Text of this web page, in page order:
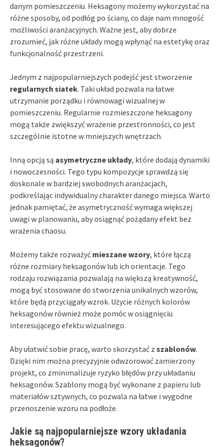
danym pomieszczeniu. Heksagony możemy wykorzystać na
różne sposoby, od podłóg po ściany, co daje nam mnogość
możliwości aranżacyjnych. Ważne jest, aby dobrze
zrozumieć, jak różne układy mogą wpłynąć na estetykę oraz
funkcjonalność przestrzeni.
Jednym z najpopularniejszych podejść jest stworzenie
regularnych siatek. Taki układ pozwala na łatwe
utrzymanie porządku i równowagi wizualnej w
pomieszczeniu. Regularnie rozmieszczone heksagony
mogą także zwiększyć wrażenie przestronności, co jest
szczególnie istotne w mniejszych wnętrzach.
Inną opcją są asymetryczne układy, które dodają dynamiki
i nowoczesności. Tego typu kompozycje sprawdzą się
doskonale w bardziej swobodnych aranżacjach,
podkreślając indywidualny charakter danego miejsca. Warto
jednak pamiętać, że asymetryczność wymaga większej
uwagi w planowaniu, aby osiągnąć pożądany efekt bez
wrażenia chaosu.
Możemy także rozważyć mieszane wzory, które łączą
różne rozmiary heksagonów lub ich orientacje. Tego
rodzaju rozwiązania pozwalają na większą kreatywność,
mogą być stosowane do stworzenia unikalnych wzorów,
które będą przyciągały wzrok. Użycie różnych kolorów
heksagonów również może pomóc w osiągnięciu
interesującego efektu wizualnego.
Aby ułatwić sobie pracę, warto skorzystać z szablonów.
Dzięki nim można precyzyjnie odwzorować zamierzony
projekt, co zminimalizuje ryzyko błędów przy układaniu
heksagonów. Szablony mogą być wykonane z papieru lub
materiałów sztywnych, co pozwala na łatwe i wygodne
przenoszenie wzoru na podłoże.
Jakie są najpopularniejsze wzory układania
heksagonów?